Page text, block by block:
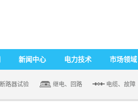
新闻中心 电力技术 市场领域
断路器试验 继电、回路 电缆、故障